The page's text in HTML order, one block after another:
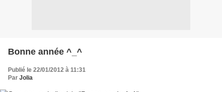
Bonne année ^_^
Publié le 22/01/2012 à 11:31
Par Jolia